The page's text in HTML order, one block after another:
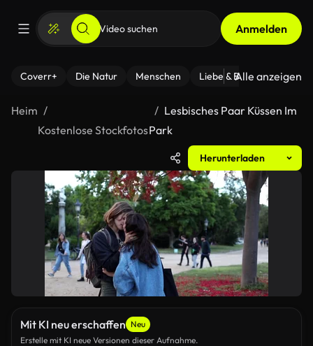
Anmelden
Coverr+ Die Natur Menschen Liebe & Beziehungen
Alle anzeigen
Heim
Kostenlose Stockfotos
Lesbisches Paar Küssen Im
Park
Herunterladen
Mit KI neu erschaffen Neu
Erstelle mit KI neue Versionen dieser Aufnahme.